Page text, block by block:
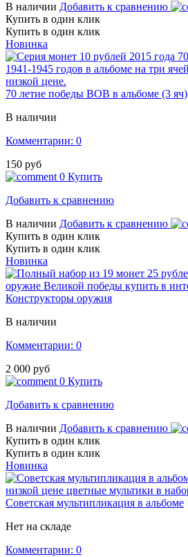
В наличии Добавить к сравнению
Купить в один клик
Купить в один клик
Новинка
70 летие победы ВОВ в альбоме (3 яч)
В наличии
Комментарии: 0
150 руб
0 Купить
Добавить к сравнению
В наличии Добавить к сравнению
Купить в один клик
Купить в один клик
Новинка
Конструкторы оружия
В наличии
Комментарии: 0
2 000 руб
0 Купить
Добавить к сравнению
В наличии Добавить к сравнению
Купить в один клик
Купить в один клик
Новинка
Советская мультипликация в альбоме
Нет на складе
Комментарии: 0